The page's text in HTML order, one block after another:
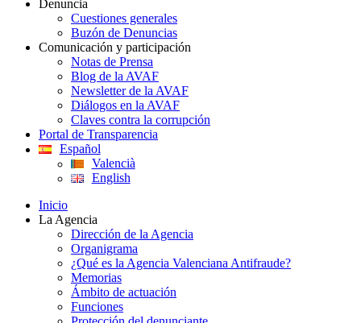
Denuncia
Cuestiones generales
Buzón de Denuncias
Comunicación y participación
Notas de Prensa
Blog de la AVAF
Newsletter de la AVAF
Diálogos en la AVAF
Claves contra la corrupción
Portal de Transparencia
Español
Valencià
English
Inicio
La Agencia
Dirección de la Agencia
Organigrama
¿Qué es la Agencia Valenciana Antifraude?
Memorias
Ámbito de actuación
Funciones